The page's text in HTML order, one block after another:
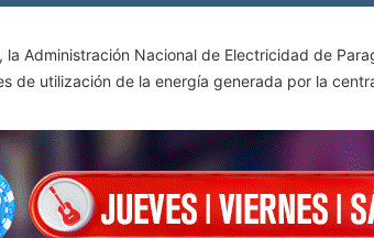
Administración Nacional de Electricidad de
de utilización de la energía generada por la